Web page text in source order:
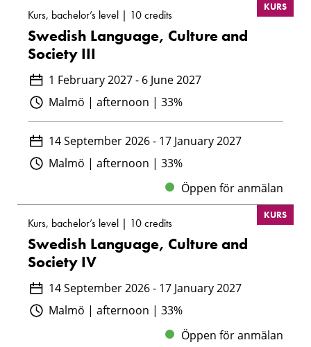
KURS
Kurs, bachelor’s level | 10 credits
Swedish Language, Culture and
Society III
1 February 2027 - 6 June 2027
Malmö | afternoon | 33%
14 September 2026 - 17 January 2027
Malmö | afternoon | 33%
Öppen för anmälan
KURS
Kurs, bachelor’s level | 10 credits
Swedish Language, Culture and
Society IV
14 September 2026 - 17 January 2027
Malmö | afternoon | 33%
Öppen för anmälan